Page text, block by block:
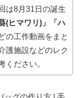
は8月31日の誕生
(ヒマワリ)」「ハ
の工作動画をまと
護施設などのレク
ください。